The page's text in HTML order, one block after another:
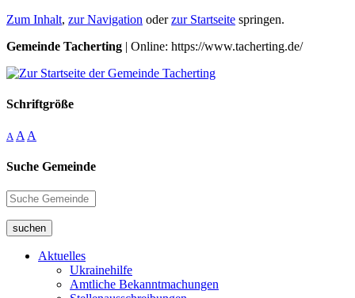
Zum Inhalt, zur Navigation oderzur Startseite springen.
Gemeinde Tacherting | Online: https://www.tacherting.de/
Schriftgröße
A A A
Suche Gemeinde
suchen
Aktuelles
Ukrainehilfe
Amtliche Bekanntmachungen